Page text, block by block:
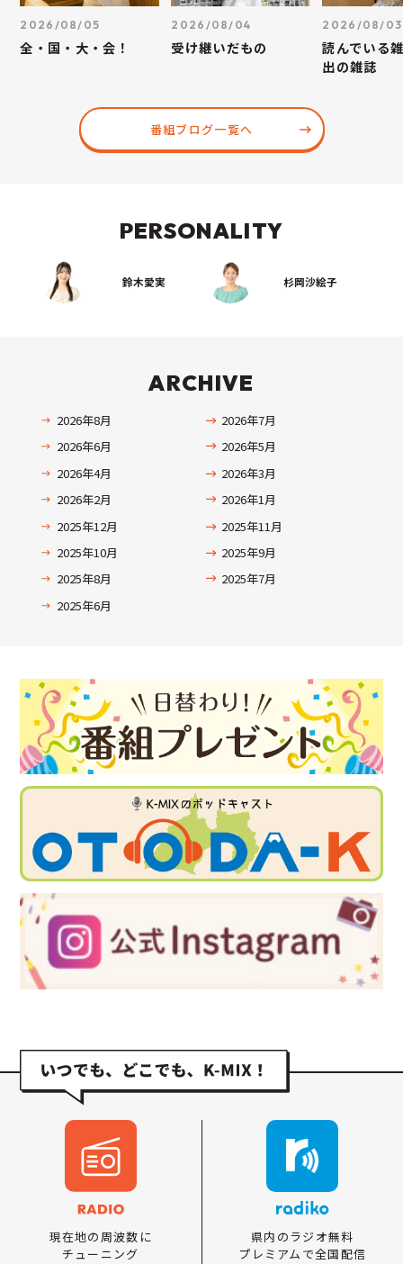
2026/08/05
全・国・大・会！
2026/08/04
受け継いだもの
2026/08/03
読んでいる
出の雑誌
番組ブログ一覧へ
PERSONALITY
鈴木愛実 杉岡沙絵子
ARCHIVE
2026年8月
2026年7月
2026年6月
2026年5月
2026年4月
2026年3月
2026年2月
2026年1月
2025年12月
2025年11月
2025年10月
2025年9月
2025年8月
2025年7月
2025年6月
現在地の周波数に
チューニング
県内のラジオ無料
プレミアムで全国配信